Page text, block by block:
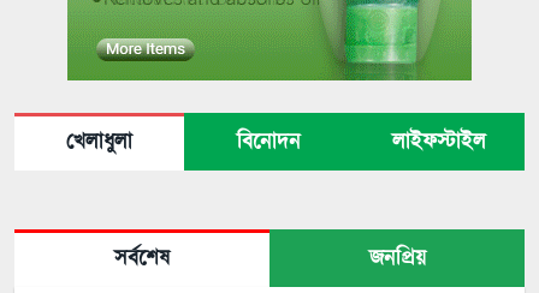
খেলাধুলা বিনোদন লাইফস্টাইল
সর্বশেষ
জনপ্রিয়